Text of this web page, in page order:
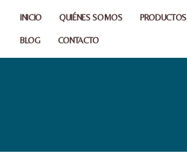
INICIO QUIÉNES SOMOS PRODUCTOS
BLOG CONTACTO